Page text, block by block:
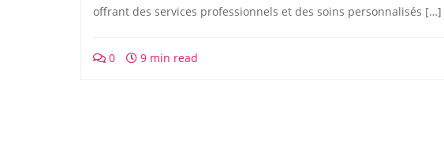
offrant des services professionnels et des soins personnalisés […]
0 9 min read